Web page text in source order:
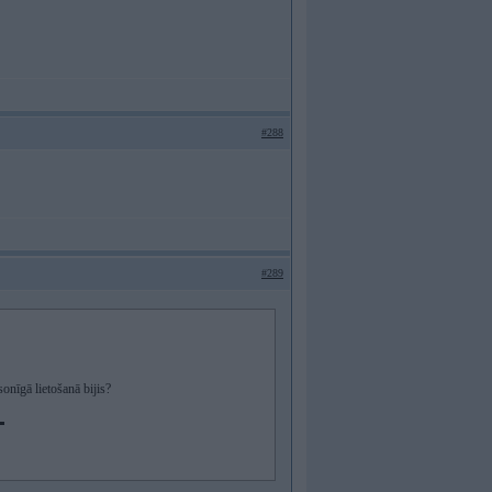
#288
#289
lietošanā bijis?